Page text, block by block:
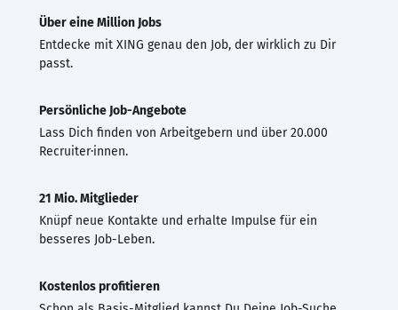
Über eine Million Jobs
Entdecke mit XING genau den Job, der wirklich zu Dir
passt.
Persönliche Job-Angebote
Lass Dich finden von Arbeitgebern und über 20.000
Recruiter·innen.
21 Mio. Mitglieder
Knüpf neue Kontakte und erhalte Impulse für ein
besseres Job-Leben.
Kostenlos profitieren